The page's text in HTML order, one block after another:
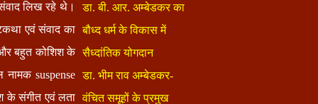
लिख रहे थे।
एवं संवाद का
बहुत कोशिश के
नामक suspense
के संगीत एवं लता